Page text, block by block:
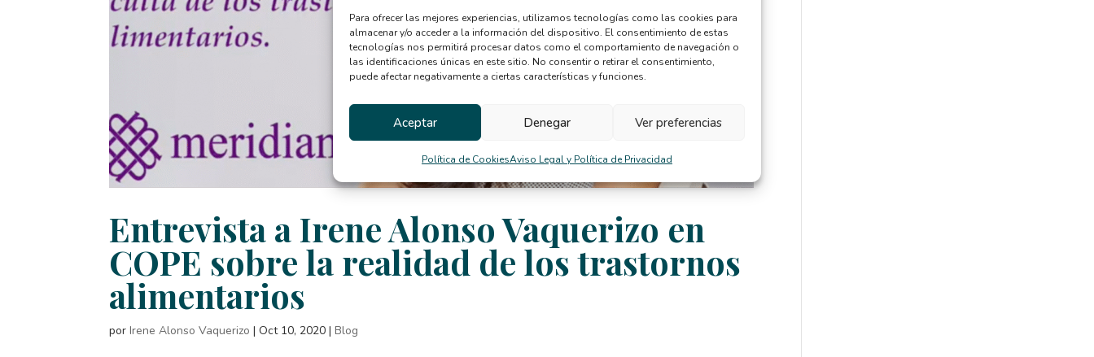
Para ofrecer las mejores experiencias, utilizamos tecnologías como las cookies para
almacenar y/o acceder a la información del dispositivo. El consentimiento de estas
tecnologías nos permitirá procesar datos como el comportamiento de navegación o
las identificaciones únicas en este sitio. No consentir o retirar el consentimiento,
puede afectar negativamente a ciertas características y funciones.
Aceptar Denegar Ver preferencias
Política de CookiesAviso Legal y Política de Privacidad
Entrevista a Irene Alonso Vaquerizo en
COPE sobre la realidad de los trastornos
alimentarios
porIrene Alonso Vaquerizo |Oct 10, 2020 |Blog